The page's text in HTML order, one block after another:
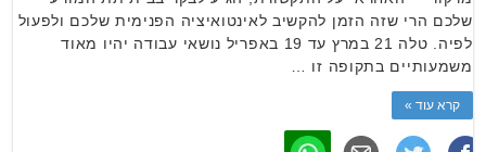
שלכם הרי שזה הזמן להקשיב לאינטואיציה הפנימית שלכם ולפעול
לפיה. טלה 21 במרץ עד 19 באפריל נושאי עבודה יהיו מאוד
משמעותיים בתקופה זו …
קרא עוד »